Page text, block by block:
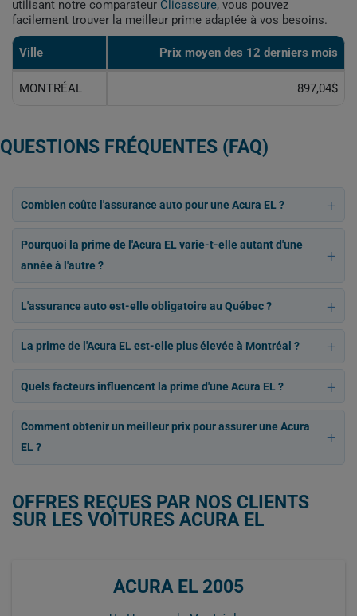
utilisant notre comparateur Clicassure, vous pouvez
facilement trouver la meilleur prime adaptée à vos besoins.
Ville Prix ​​moyen des 12 derniers mois
MONTRÉAL 897,04$
QUESTIONS FRÉQUENTES (FAQ)
Combien coûte l'assurance auto pour une Acura EL ?
Pourquoi la prime de l'Acura EL varie-t-elle autant d'une
année à l'autre ?
L'assurance auto est-elle obligatoire au Québec ?
La prime de l'Acura EL est-elle plus élevée à Montréal ?
Quels facteurs influencent la prime d'une Acura EL ?
Comment obtenir un meilleur prix pour assurer une Acura
EL ?
OFFRES REÇUES PAR NOS CLIENTS
SUR LES VOITURES ACURA EL
ACURA EL 2005